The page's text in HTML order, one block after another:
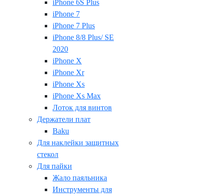
iPhone 6S Plus
iPhone 7
iPhone 7 Plus
iPhone 8/8 Plus/ SE
2020
iPhone X
iPhone Xr
iPhone Xs
iPhone Xs Max
Лоток для винтов
Держатели плат
Baku
Для наклейки защитных
стекол
Для пайки
Жало паяльника
Инструменты для